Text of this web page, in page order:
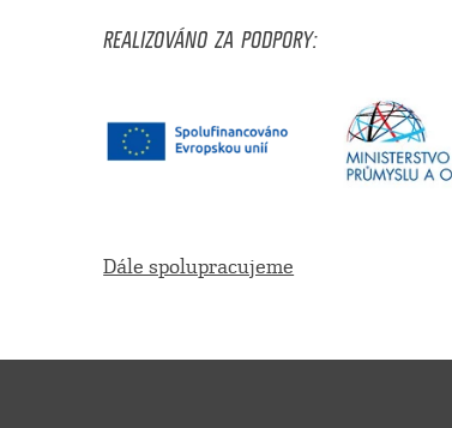
REALIZOVÁNO ZA PODPORY:
Dále spolupracujeme